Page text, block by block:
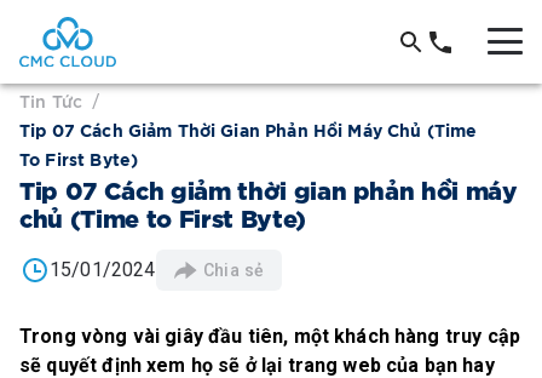
Tin Tức /
Tip 07 Cách Giảm Thời Gian Phản Hồi Máy Chủ (Time
To First Byte)
Tip 07 Cách giảm thời gian phản hồi máy
chủ (Time to First Byte)
15/01/2024 Chia sẻ
Trong vòng vài giây đầu tiên, một khách hàng truy cập
sẽ quyết định xem họ sẽ ở lại trang web của bạn hay